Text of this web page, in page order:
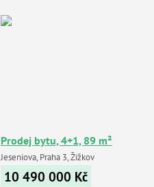
Prodej bytu, 4+1, 89 m²
Jeseniova, Praha 3, Žižkov
10 490 000 Kč